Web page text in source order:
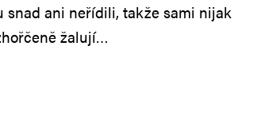
snad ani neřídili, takže sami nijak
žalují…